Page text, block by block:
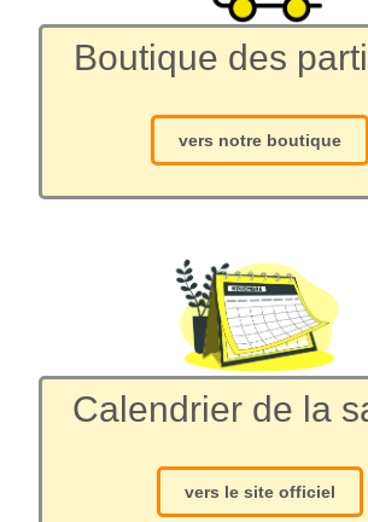
Boutique des
vers notre boutique
Calendrier de la
vers le site officiel